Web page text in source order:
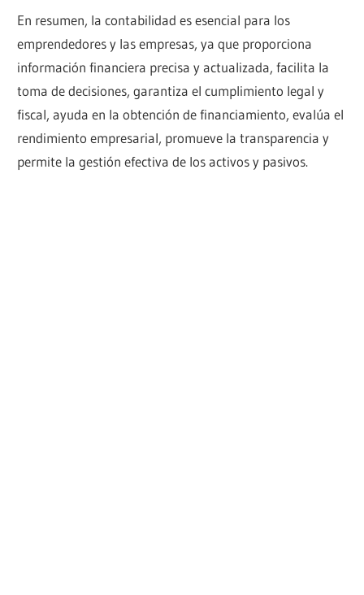
En resumen, la contabilidad es esencial para los
emprendedores y las empresas, ya que proporciona
información financiera precisa y actualizada, facilita la
toma de decisiones, garantiza el cumplimiento legal y
fiscal, ayuda en la obtención de financiamiento, evalúa el
rendimiento empresarial, promueve la transparencia y
permite la gestión efectiva de los activos y pasivos.